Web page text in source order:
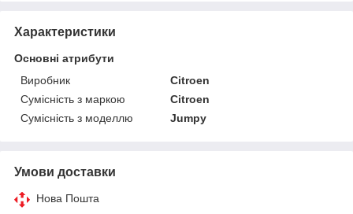
Характеристики
Основні атрибути
Виробник
Citroen
Сумісність з маркою
Citroen
Сумісність з моделлю
Jumpy
Умови доставки
Нова Пошта